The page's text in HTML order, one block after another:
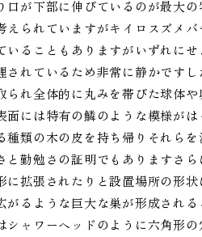
が下部に伸びているのが最大の
られていますがキイロスズメバ
ることもありますがいずれにせ
れているため非常に静かですし
れ全体的に丸みを帯びた球体や
には特有の鱗のような模様がは
類の木の皮を持ち帰りそれらを
勤勉さの証明でもありますさら
拡張されたりと設置場所の形状
るような巨大な巣が形成される
ャワーヘッドのように六角形の